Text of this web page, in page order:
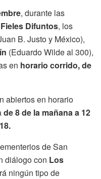
, durante las
Fieles Difuntos, los
B. Justo y México),
(Eduardo Wilde al 300),
en horario corrido, de
abiertos en horario
de 8 de la mañana a 12
de San
diálogo con Los
ningún tipo de